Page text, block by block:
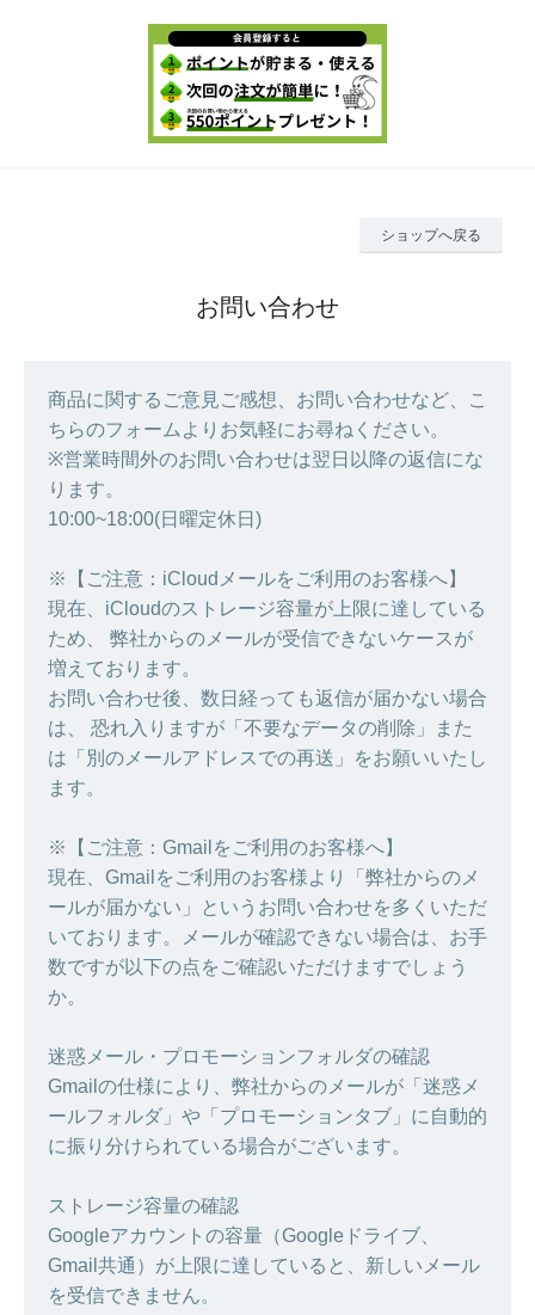
ショップへ戻る
お問い合わせ
商品に関するご意見ご感想、お問い合わせなど、こ
ちらのフォームよりお気軽にお尋ねください。
※営業時間外のお問い合わせは翌日以降の返信にな
ります。
10:00~18:00(日曜定休日)
※【ご注意：iCloudメールをご利用のお客様へ】
現在、iCloudのストレージ容量が上限に達している
ため、 弊社からのメールが受信できないケースが
増えております。
お問い合わせ後、数日経っても返信が届かない場合
は、 恐れ入りますが「不要なデータの削除」また
は「別のメールアドレスでの再送」をお願いいたし
ます。
※【ご注意：Gmailをご利用のお客様へ】
現在、Gmailをご利用のお客様より「弊社からのメ
ールが届かない」というお問い合わせを多くいただ
いております。メールが確認できない場合は、お手
数ですが以下の点をご確認いただけますでしょう
か。
迷惑メール・プロモーションフォルダの確認
Gmailの仕様により、弊社からのメールが「迷惑メ
ールフォルダ」や「プロモーションタブ」に自動的
に振り分けられている場合がございます。
ストレージ容量の確認
Googleアカウントの容量（Googleドライブ、
Gmail共通）が上限に達していると、新しいメール
を受信できません。